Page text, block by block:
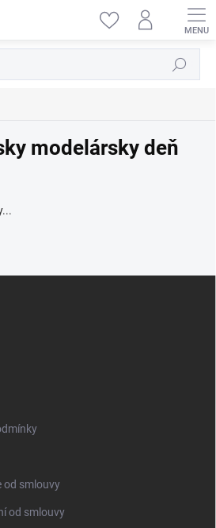
Hledat
modelársky deň
od smlouvy
od smlouvy